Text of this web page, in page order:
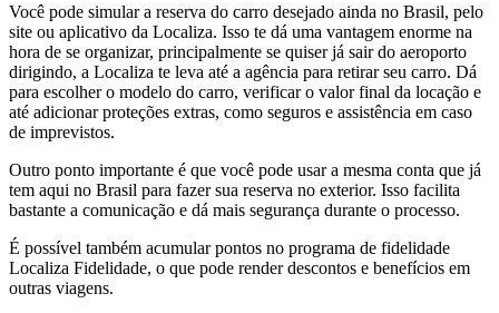
Você pode simular a reserva do carro desejado ainda no Brasil, pelo
site ou aplicativo da Localiza. Isso te dá uma vantagem enorme na
hora de se organizar, principalmente se quiser já sair do aeroporto
dirigindo, a Localiza te leva até a agência para retirar seu carro. Dá
para escolher o modelo do carro, verificar o valor final da locação e
até adicionar proteções extras, como seguros e assistência em caso
de imprevistos.
Outro ponto importante é que você pode usar a mesma conta que já
tem aqui no Brasil para fazer sua reserva no exterior. Isso facilita
bastante a comunicação e dá mais segurança durante o processo.
É possível também acumular pontos no programa de fidelidade
Localiza Fidelidade, o que pode render descontos e benefícios em
outras viagens.